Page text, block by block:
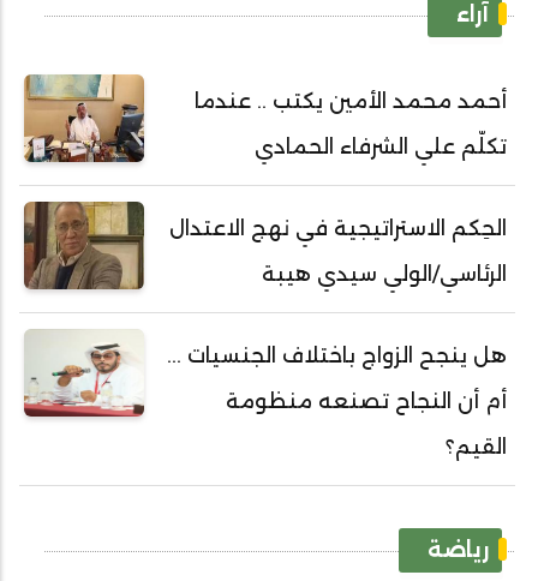
آراء
أحمد محمد الأمين يكتب .. عندما
تكلّم علي الشرفاء الحمادي
الحِكم الاستراتيجية في نهج الاعتدال
الرئاسي/الولي سيدي هيبة
هل ينجح الزواج باختلاف الجنسيات ...
أم أن النجاح تصنعه منظومة
القيم؟
رياضة